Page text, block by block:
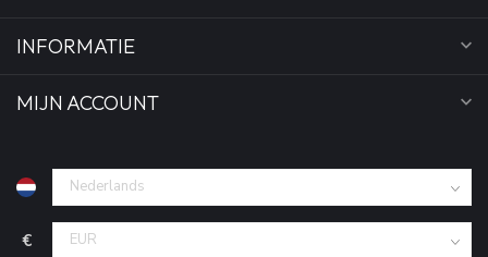
INFORMATIE
MIJN ACCOUNT
€